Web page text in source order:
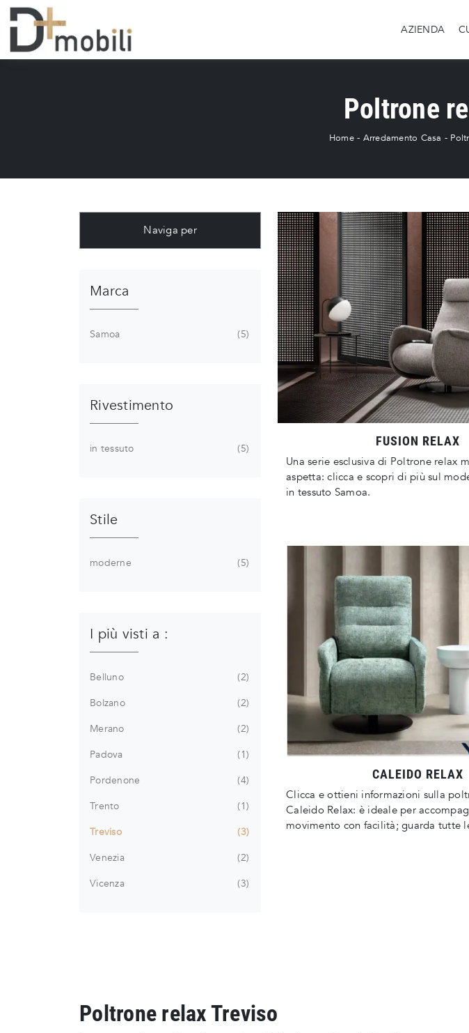
AZIENDA
Poltrone
Home- Arredamento Casa -
FUSION RELAX
Una serie esclusiva di Poltrone relax
aspetta: clicca e scopri di più sul
in tessuto Samoa.
CALEIDO RELAX
Clicca e ottieni informazioni sulla
Caleido Relax: è ideale per
movimento con facilità; guarda tutte
Naviga per
Marca
Samoa 5
Rivestimento
in tessuto 5
Stile
moderne 5
I più visti a :
Belluno
2
Bolzano
2
Merano
2
Padova
1
Pordenone
4
Trento
1
Treviso
3
Venezia
2
Vicenza
3
Poltrone relax Treviso